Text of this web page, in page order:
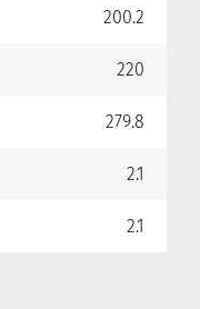
200.2
220
279.8
2.1
2.1